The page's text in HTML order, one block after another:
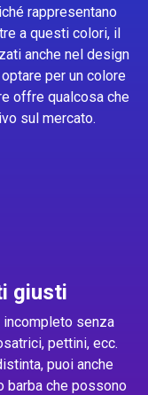
rappresentano
a questi colori, il
anche nel design
per un colore
offre qualcosa che
sul mercato.
giusti
senza
pettini, ecc.
puoi anche
barba che possono